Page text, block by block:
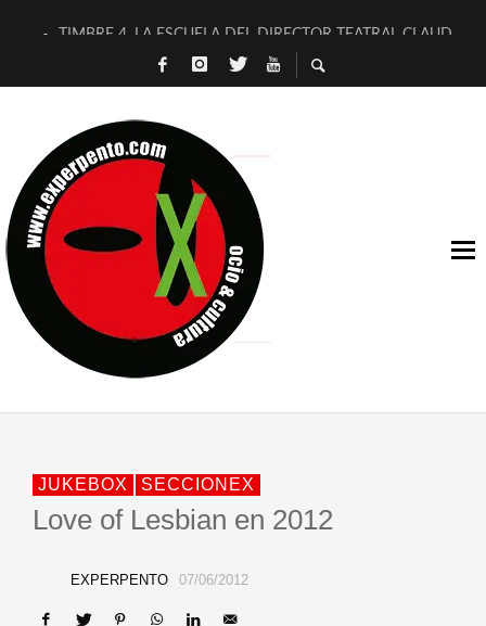
TIMBRE 4, LA ESCUELA DEL DIRECTOR TEATRAL CLAUDIO
30 AÑOS (NO ES NADA) DE LA KATARSIS DEL TOMATAZO
D’BALDOMEROS REINVENTAN [BITÁCORA 3.0] EN EXVITA
MARSHALL FLASH PRESENTA EN EXVITA [RELATIVA
JOFRE BARDAGÍ EN EXVITA INTERPRETANDO A SERRAT
YORCH PRESENTA [CURSO DE ARMONÍA PERSECUTORIA]
MAGALÍ SARE NOS EXPLICA [DESCASADA]
«NO TENGO PUTOS SUEÑOS»
JUKEBOX SECCIONEX
Love of Lesbian en 2012
EXPERPENTO 07/06/2012